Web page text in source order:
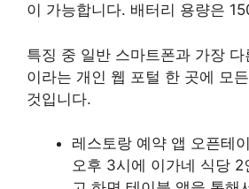
이 가능합니다. 배터리 용량은
특징 중 일반 스마트폰과 가장
이라는 개인 웹 포털 한 곳에 모
것입니다.
레스토랑 예약 앱 오픈테
오후 3시에 이가네 식당 2